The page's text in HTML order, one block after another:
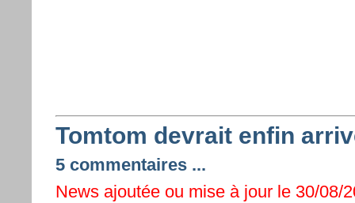
Tomtom devrait enfin
5 commentaires ...
News ajoutée ou mise à jour le 30/08/